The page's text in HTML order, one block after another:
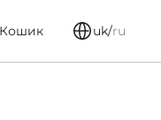
Кошик uk/ru